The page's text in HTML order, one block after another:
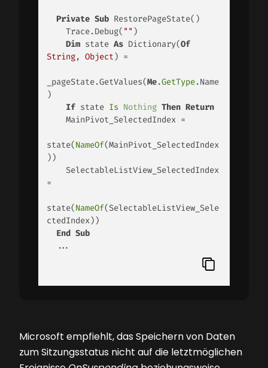
Private Sub RestorePageState()
    Trace.Debug(
"" )
Dim state As Dictionary(Of
String, Object) =
_pageState.GetValues(Me.GetType.Name
)
If state Is Nothing Then Return
state(NameOf(MainPivot_SelectedIndex
))
=
state(NameOf(SelectableListView_Sele
ctedIndex))
End Sub
Microsoft empfiehlt, das Speichern von Daten
zum Sitzungsstatus nicht auf die letztmöglichen